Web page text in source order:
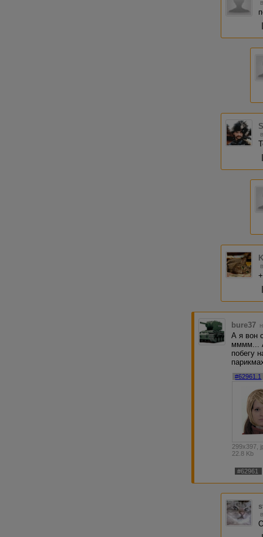
bure37
А я вон
мммм...
побегу
#62961.1
299x397,
22.8 Kb
#62961